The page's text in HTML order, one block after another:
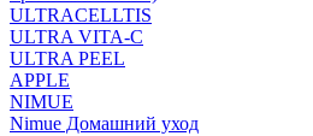
ULTRACELLTIS
ULTRA VITA-C
ULTRA PEEL
APPLE
NIMUE
Nimue Домашний уход